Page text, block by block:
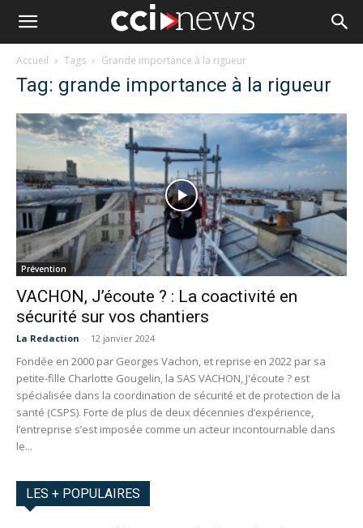
Accueil Tags Grande importance à la rigueur
Tag: grande importance à la rigueur
Prévention
VACHON, J’écoute ? : La coactivité en
sécurité sur vos chantiers
La Redaction - 12 janvier 2024
Fondée en 2000 par Georges Vachon, et reprise en 2022 par sa
petite-fille Charlotte Gougelin, la SAS VACHON, J'écoute ? est
spécialisée dans la coordination de sécurité et de protection de la
santé (CSPS). Forte de plus de deux décennies d’expérience,
l’entreprise s’est imposée comme un acteur incontournable dans
le...
LES + POPULAIRES